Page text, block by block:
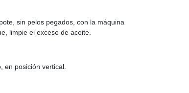
sin pelos pegados, con la máquina
limpie el exceso de aceite.
en posición vertical.